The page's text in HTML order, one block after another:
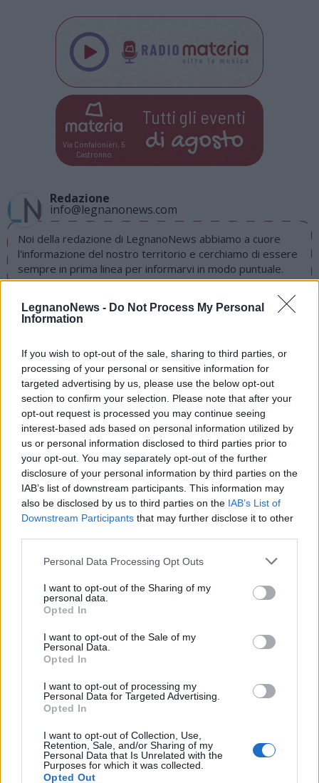
LegnanoNews - Do Not Process My Personal
Information
If you wish to opt-out of the sale, sharing to third parties, or
processing of your personal or sensitive information for
targeted advertising by us, please use the below opt-out
section to confirm your selection. Please note that after your
opt-out request is processed you may continue seeing
interest-based ads based on personal information utilized by
us or personal information disclosed to third parties prior to
your opt-out. You may separately opt-out of the further
disclosure of your personal information by third parties on the
IAB’s list of downstream participants. This information may
also be disclosed by us to third parties on the IAB’s List of
Downstream Participants that may further disclose it to other
Personal Data Processing Opt Outs
I want to opt-out of the Sharing of my
personal data.
Opted In
I want to opt-out of the Sale of my
Personal Data.
Opted In
I want to opt-out of processing my
Personal Data for Targeted Advertising.
Opted In
I want to opt-out of Collection, Use,
Retention, Sale, and/or Sharing of my
Personal Data that Is Unrelated with the
Purposes for which it was collected.
Opted Out
Via Confalonieri, 5
Castronno
Tutti gli eventi
di agosto
Redazione
info@legnanonews.com
Noi della redazione di LegnanoNews abbiamo a cuore
l'informazione del nostro territorio e cerchiamo di essere
sempre in prima linea per informarvi in modo puntuale.
PIÙ INFORMAZIONI SU
LEGGI GLI ALTRI ARTICOLI DI
ALTRE NEWS
Selezioniamo per te
Il meglio di
Iscriviti alla
newsletter
Commenti
Accedi o
L'email è richiesta ma non verrà mostrata ai visitatori. Il contenuto di questo
commento esprime il pensiero dell'autore e non rappresenta la linea editoriale
di VareseNews.it, che rimane autonoma e indipendente. I messaggi inclusi nei
possono essere automaticamente pubblicati senza filtro preventivo. I commenti
che includano uno o più link a siti esterni verranno rimossi in automatico dal